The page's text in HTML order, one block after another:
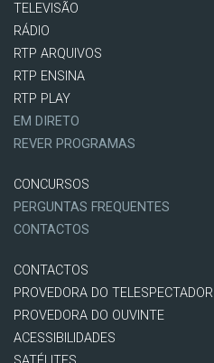
TELEVISÃO
RÁDIO
RTP ARQUIVOS
RTP ENSINA
RTP PLAY
EM DIRETO
REVER PROGRAMAS
CONCURSOS
PERGUNTAS FREQUENTES
CONTACTOS
CONTACTOS
PROVEDORA DO TELESPECTADOR
PROVEDORA DO OUVINTE
ACESSIBILIDADES